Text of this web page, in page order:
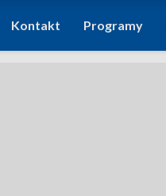
Kontakt Programy